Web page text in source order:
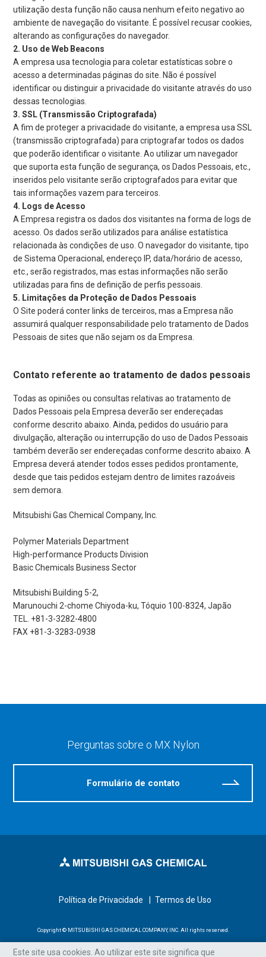
utilização desta função não causa nenhum efeito negativo ao
ambiente de navegação do visitante. É possível recusar cookies,
alterando as configurações do navegador.
Uso de Web Beacons
A empresa usa tecnologia para coletar estatísticas sobre o
acesso a determinadas páginas do site. Não é possível
identificar ou distinguir a privacidade do visitante através do uso
dessas tecnologias.
SSL (Transmissão Criptografada)
A fim de proteger a privacidade do visitante, a empresa usa SSL
(transmissão criptografada) para criptografar todos os dados
que poderão identificar o visitante. Ao utilizar um navegador
que suporta esta função de segurança, os Dados Pessoais, etc.,
inseridos pelo visitante serão criptografados para evitar que
tais informações vazem para terceiros.
Logs de Acesso
A Empresa registra os dados dos visitantes na forma de logs de
acesso. Os dados serão utilizados para análise estatística
relacionada às condições de uso. O navegador do visitante, tipo
de Sistema Operacional, endereço IP, data/horário de acesso,
etc., serão registrados, mas estas informações não serão
utilizadas para fins de definição de perfis pessoais.
Limitações da Proteção de Dados Pessoais
O Site poderá conter links de terceiros, mas a Empresa não
assumirá qualquer responsabilidade pelo tratamento de Dados
Pessoais de sites que não sejam os da Empresa.
Contato referente ao tratamento de dados pessoais
Todas as opiniões ou consultas relativas ao tratamento de
Dados Pessoais pela Empresa deverão ser endereçadas
conforme descrito abaixo. Ainda, pedidos do usuário para
divulgação, alteração ou interrupção do uso de Dados Pessoais
também deverão ser endereçadas conforme descrito abaixo. A
Empresa deverá atender todos esses pedidos prontamente,
desde que tais pedidos estejam dentro de limites razoáveis
sem demora.
Mitsubishi Gas Chemical Company, Inc.
Polymer Materials Department
High-performance Products Division
Basic Chemicals Business Sector
Mitsubishi Building 5-2,
Marunouchi 2-chome Chiyoda-ku, Tóquio 100-8324, Japão
TEL. +81-3-3282-4800
FAX +81-3-3283-0938
Perguntas sobre o MX Nylon
Formulário de contato
Política de Privacidade Termos de Uso
Copyright © MITSUBISHI GAS CHEMICAL COMPANY, INC. All rights reserved.
Este site usa cookies. Ao utilizar este site significa que